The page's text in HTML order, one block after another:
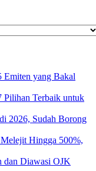
Emiten yang Bakal
Pilihan Terbaik untuk
2026, Sudah Borong
Hingga 500%,
dan Diawasi OJK